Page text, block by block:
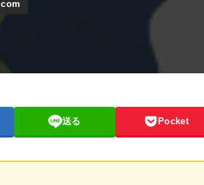
送る Pocket